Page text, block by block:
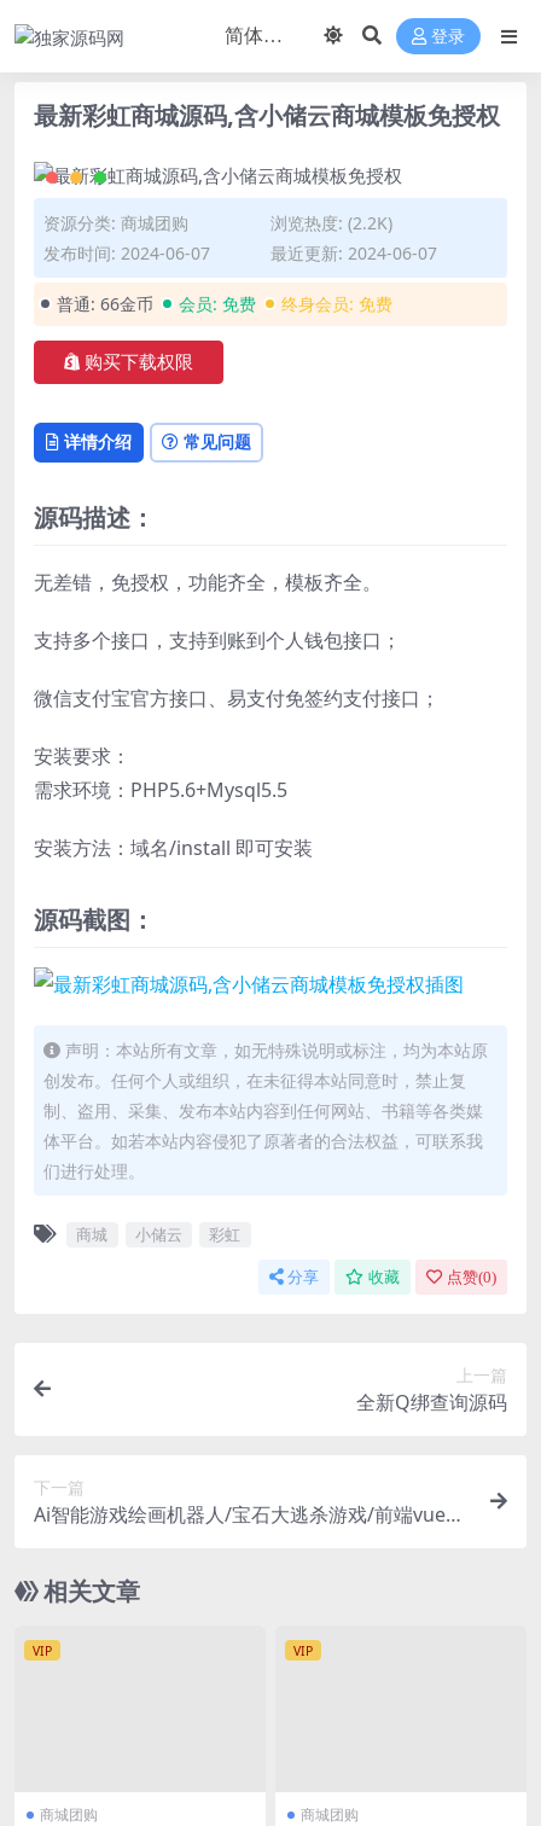
登录
最新彩虹商城源码,含小储云商城模板免授权
资源分类: 商城团购
浏览热度: (2.2K)
发布时间: 2024-06-07
最近更新: 2024-06-07
普通: 66金币 会员: 免费 终身会员: 免费
购买下载权限
详情介绍 常见问题
源码描述：
无差错，免授权，功能齐全，模板齐全。
支持多个接口，支持到账到个人钱包接口；
微信支付宝官方接口、易支付免签约支付接口；
安装要求：
需求环境：PHP5.6+Mysql5.5
安装方法：域名/install 即可安装
源码截图：
声明：本站所有文章，如无特殊说明或标注，均为本站原
创发布。任何个人或组织，在未征得本站同意时，禁止复
制、盗用、采集、发布本站内容到任何网站、书籍等各类媒
体平台。如若本站内容侵犯了原著者的合法权益，可联系我
们进行处理。
商城 小储云 彩虹
分享 收藏 点赞(0)
上一篇
全新Q绑查询源码
下一篇
Ai智能游戏绘画机器人/宝石大逃杀游戏/前端vue纯
相关文章
VIP
商城团购
VIP
商城团购